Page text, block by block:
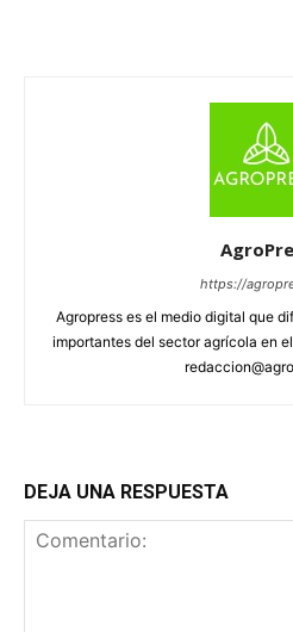
https://
Agropress es el medio digital que
importantes del sector agrícola en
DEJA UNA RESPUESTA